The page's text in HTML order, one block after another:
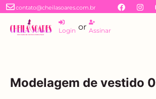
contato@cheilasoares.com.br
Login or Assinar
Modelagem de vestido